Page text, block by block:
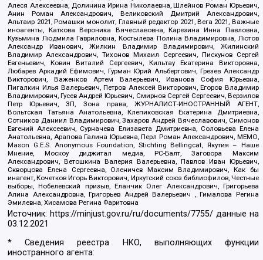
Алеся Алексеевна, Долинина Ирина Николаевна, Шлейнов Роман Юрьевич,
Анин Роман Александрович, Великовский Дмитрий Александрович,
Альтаир 2021, Ромашки монолит, Главный редактор 2021, Вега 2021, Важные
иноагенты, Каткова Вероника Вячеславовна, Карезина Инна Павловна,
Кузьмина Людмила Гавриловна, Костылева Полина Владимировна, Лютов
Александр Иванович, Жилкин Владимир Владимирович, Жилинский
Владимир Александрович, Тихонов Михаил Сергеевич, Пискунов Сергей
Евгеньевич, Ковин Виталий Сергеевич, Кильтау Екатерина Викторовна,
Любарев Аркадий Ефимович, Гурман Юрий Альбертович, Грезев Александр
Викторович, Важенков Артем Валерьевич, Иванова София Юрьевна,
Пигалкин Илья Валерьевич, Петров Алексей Викторович, Егоров Владимир
Владимирович, Гусев Андрей Юрьевич, Смирнов Сергей Сергеевич, Верзилов
Петр Юрьевич, ЗП, Зона права, ЖУРНАЛИСТ-ИНОСТРАННЫЙ АГЕНТ,
Вольтская Татьяна Анатольевна, Клепиковская Екатерина Дмитриевна,
Сотников Даниил Владимирович, Захаров Андрей Вячеславович, Симонов
Евгений Алексеевич, Сурначева Елизавета Дмитриевна, Соловьева Елена
Анатольевна, Арапова Галина Юрьевна, Перл Роман Александрович, МЕМО,
Mason G.E.S. Anonymous Foundation, Stichting Bellingcat, Якутия – Наше
Мнение, Москоу диджитал медиа, РС-Балт, Заговора Максим
Александрович, Ветошкина Валерия Валерьевна, Павлов Иван Юрьевич,
Скворцова Елена Сергеевна, Оленичев Максим Владимирович, Как бы
инагент, Кочетков Игорь Викторович, Иркутский союз библиофилов, Честные
выборы, Нобелевский призыв, Еланчик Олег Александрович, Григорьева
Алина Александровна, Григорьев Андрей Валерьевич , Гималова Регина
Эмилевна, Хисамова Регина Фаритовна
Источник: https://minjust.gov.ru/ru/documents/7755/ данные на
03.12.2021
* Сведения реестра НКО, выполняющих функции
иностранного агента: